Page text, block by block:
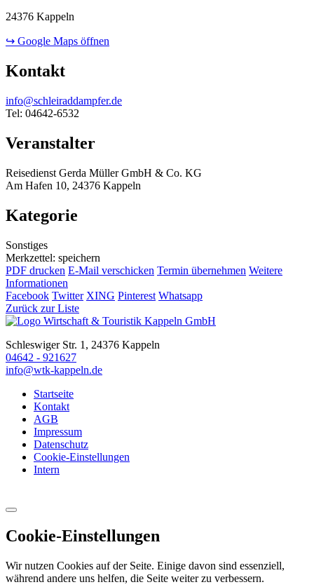
24376 Kappeln
↪ Google Maps öffnen
Kontakt
info@schleiraddampfer.de
Tel: 04642-6532
Veranstalter
Reisedienst Gerda Müller GmbH & Co. KG
Am Hafen 10, 24376 Kappeln
Kategorie
Sonstiges
Merkzettel: speichern
PDF drucken E-Mail verschicken Termin übernehmen Weitere
Informationen
Facebook Twitter XING Pinterest Whatsapp
Zurück zur Liste
Schleswiger Str. 1, 24376 Kappeln
04642 - 921627
info@wtk-kappeln.de
Startseite
Kontakt
AGB
Impressum
Datenschutz
Cookie-Einstellungen
Intern
Cookie-Einstellungen
Wir nutzen Cookies auf der Seite. Einige davon sind essenziell,
während andere uns helfen, die Seite weiter zu verbessern.